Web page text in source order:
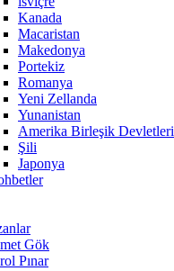
Kanada
Macaristan
Makedonya
Portekiz
Romanya
Yeni Zellanda
Yunanistan
Amerika Birleşik Devletleri
Şili
Japonya
Gök
Pınar